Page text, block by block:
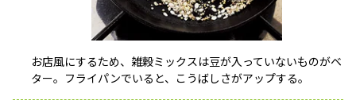
お店風にするため、雑穀ミックスは豆が入っていないものがベ
ター。フライパンでいると、こうばしさがアップする。